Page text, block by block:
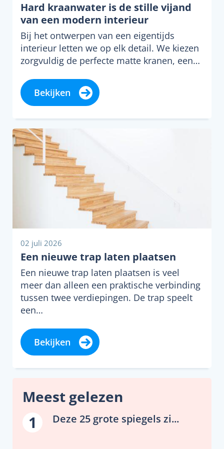
Hard kraanwater is de stille vijand
van een modern interieur
Bij het ontwerpen van een eigentijds
interieur letten we op elk detail. We kiezen
zorgvuldig de perfecte matte kranen, een…
Bekijken
02 juli 2026
Een nieuwe trap laten plaatsen
Een nieuwe trap laten plaatsen is veel
meer dan alleen een praktische verbinding
tussen twee verdiepingen. De trap speelt
een…
Bekijken
Meest gelezen
1 Deze 25 grote spiegels zi...